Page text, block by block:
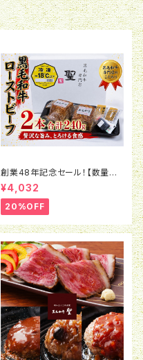
創業48年記念セール！【数量限
定】 黒毛和牛ローストビーフ(2
40ｇ) 2本セット(冷凍)
¥4,032
20%OFF